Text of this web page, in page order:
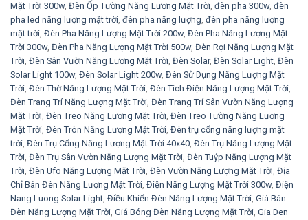
Mặt Trời 300w, Đèn Ốp Tường Năng Lượng Mặt Trời, đèn pha 300w, đèn
pha led năng lượng mặt trời, đèn pha năng lượng, đèn pha năng lượng
mặt trời, Đèn Pha Năng Lượng Mặt Trời 200w, Đèn Pha Năng Lượng Mặt
Trời 300w, Đèn Pha Năng Lượng Mặt Trời 500w, Đèn Rọi Năng Lượng Mặt
Trời, Đèn Sân Vườn Năng Lượng Mặt Trời, Đèn Solar, Đèn Solar Light, Đèn
Solar Light 100w, Đèn Solar Light 200w, Đèn Sử Dụng Năng Lượng Mặt
Trời, Đèn Thờ Năng Lượng Mặt Trời, Đèn Tích Điện Năng Lượng Mặt Trời,
Đèn Trang Trí Năng Lượng Mặt Trời, Đèn Trang Trí Sân Vườn Năng Lượng
Mặt Trời, Đèn Treo Năng Lượng Mặt Trời, Đèn Treo Tường Năng Lượng
Mặt Trời, Đèn Tròn Năng Lượng Mặt Trời, Đèn trụ cổng năng lượng mặt
trời, Đèn Trụ Cổng Năng Lượng Mặt Trời 40x40, Đèn Trụ Năng Lượng Mặt
Trời, Đèn Trụ Sân Vườn Năng Lượng Mặt Trời, Đèn Tuýp Năng Lượng Mặt
Trời, Đèn Ufo Năng Lượng Mặt Trời, Đèn Vườn Năng Lượng Mặt Trời, Địa
Chỉ Bán Đèn Năng Lượng Mặt Trời, Điện Năng Lượng Mặt Trời 300w, Điện
Nang Luong Solar Light, Điều Khiển Đèn Năng Lượng Mặt Trời, Giá Bán
Đèn Năng Lượng Mặt Trời, Giá Bóng Đèn Năng Lượng Mặt Trời, Gia Den